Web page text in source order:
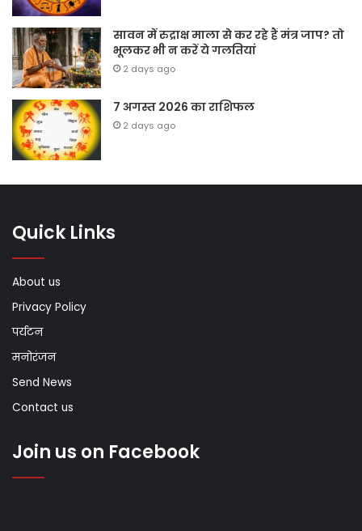
सावन में रुद्राक्ष माला से कर रहे हैं मंत्र जाप? तो
भूलकर भी न करें ये गलतियां
2 days ago
7 अगस्त 2026 का राशिफल
2 days ago
Quick Links
About us
Privacy Policy
पर्यटन
मनोरंजन
Send News
Contact us
Join us on Facebook